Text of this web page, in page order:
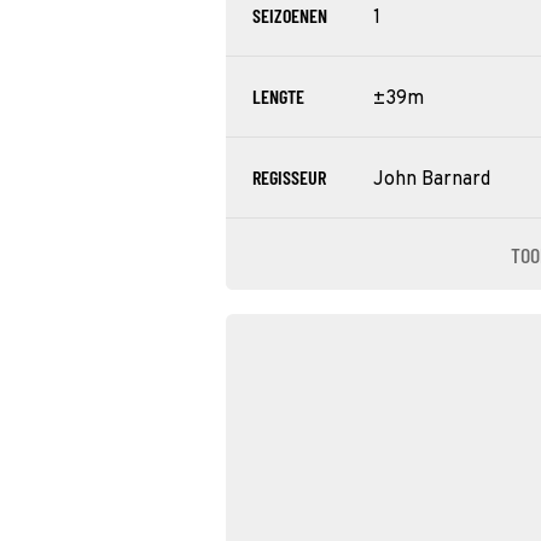
SEIZOENEN 1
LENGTE ±39m
REGISSEUR John Barnard